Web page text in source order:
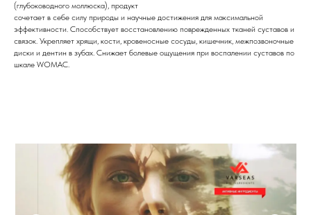
(глубоководного моллюска), продукт
сочетает в себе силу природы и научные достижения для максимальной
эффективности. Способствует восстановлению поврежденных тканей суставов и
связок. Укрепляет хрящи, кости, кровеносные сосуды, кишечник, межпозвоночные
диски и дентин в зубах. Снижает болевые ощущения при воспалении суставов по
шкале WOMAC.